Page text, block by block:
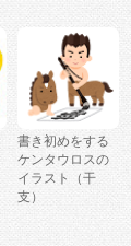
書き初めをする
ケンタウロスの
イラスト（干
支）